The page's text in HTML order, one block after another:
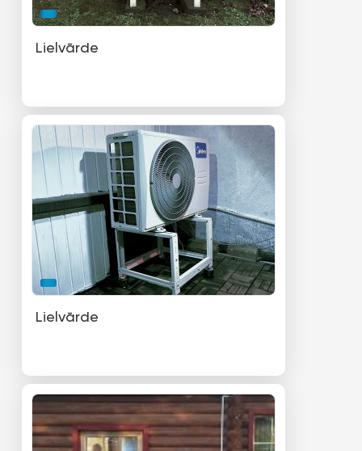
Lielvārde
Lielvārde